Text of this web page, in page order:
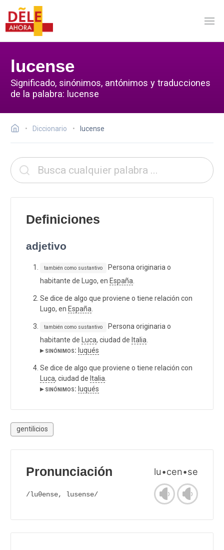
lucense
Significado, sinónimos, antónimos y traducciones
de la palabra: lucense
Diccionario lucense
Definiciones
adjetivo
también como sustantivo
Persona originaria o
habitante de Lugo, en España
Se dice de algo que proviene o tiene relación con
Lugo, en España
también como sustantivo
Persona originaria o
habitante de
Luca, ciudad de Italia
▸ sinónimos: luqués
Se dice de algo que proviene o tiene relación con
Luca, ciudad de Italia
▸ sinónimos: luqués
gentilicios
Pronunciación lu•cen•se
/luθense, lusense/